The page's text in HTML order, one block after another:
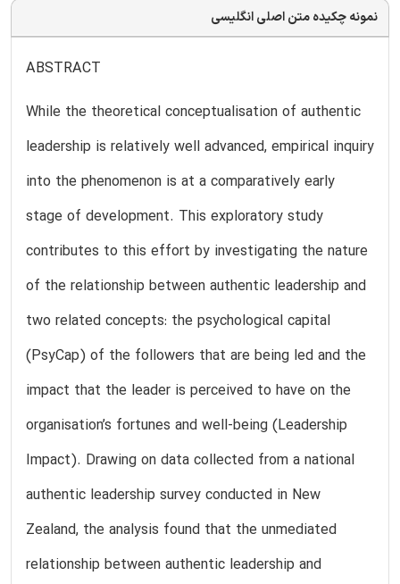
نمونه چکیده متن اصلی انگلیسی
ABSTRACT
While the theoretical conceptualisation of authentic
leadership is relatively well advanced, empirical inquiry
into the phenomenon is at a comparatively early
stage of development. This exploratory study
contributes to this effort by investigating the nature
of the relationship between authentic leadership and
two related concepts: the psychological capital
(PsyCap) of the followers that are being led and the
impact that the leader is perceived to have on the
organisation’s fortunes and well-being (Leadership
Impact). Drawing on data collected from a national
authentic leadership survey conducted in New
Zealand, the analysis found that the unmediated
relationship between authentic leadership and